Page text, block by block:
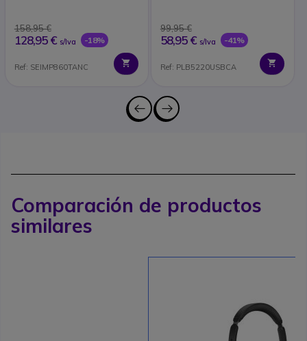
158,95 €
128,95 € s/Iva -18%
Ref: SEIMP860TANC
99,95 €
58,95 € s/Iva -41%
Ref: PLB5220USBCA
Comparación de productos
similares